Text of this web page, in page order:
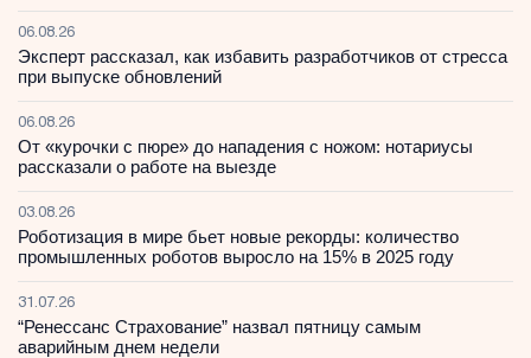
06.08.26
Эксперт рассказал, как избавить разработчиков от стресса
при выпуске обновлений
06.08.26
От «курочки с пюре» до нападения с ножом: нотариусы
рассказали о работе на выезде
03.08.26
Роботизация в мире бьет новые рекорды: количество
промышленных роботов выросло на 15% в 2025 году
31.07.26
“Ренессанс Страхование” назвал пятницу самым
аварийным днем недели